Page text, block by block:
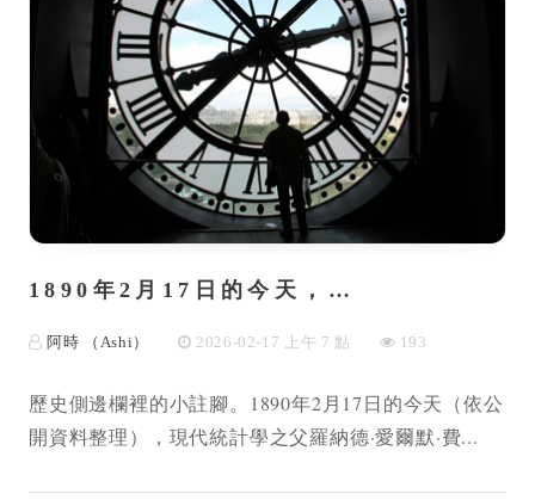
1890年2月17日的今天，…
阿時 （Ashi） 2026-02-17 上午 7 點 193
歷史側邊欄裡的小註腳。1890年2月17日的今天（依公
開資料整理），現代統計學之父羅納德·愛爾默·費...